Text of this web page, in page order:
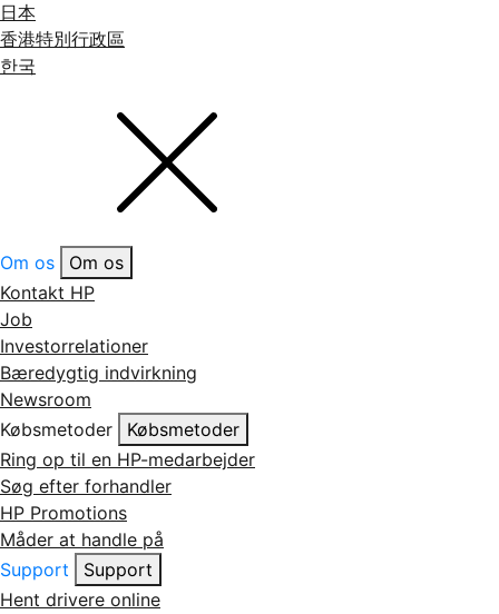
日本
香港特別行政區
한국
Om os
Om os
Kontakt HP
Job
Investorrelationer
Bæredygtig indvirkning
Newsroom
Købsmetoder
Købsmetoder
Ring op til en HP-medarbejder
Søg efter forhandler
HP Promotions
Måder at handle på
Support
Support
Hent drivere online